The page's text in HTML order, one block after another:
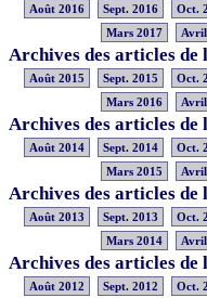
Août 2016 Sept. 2016 Oct.
Mars 2017
Archives des articles de
Août 2015 Sept. 2015 Oct.
Mars 2016
Archives des articles de
Août 2014 Sept. 2014 Oct.
Mars 2015
Archives des articles de
Août 2013 Sept. 2013 Oct.
Mars 2014
Archives des articles de
Août 2012 Sept. 2012 Oct.